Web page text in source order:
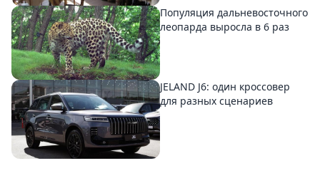
Популяция дальневосточного
леопарда выросла в 6 раз
JELAND J6: один кроссовер
для разных сценариев